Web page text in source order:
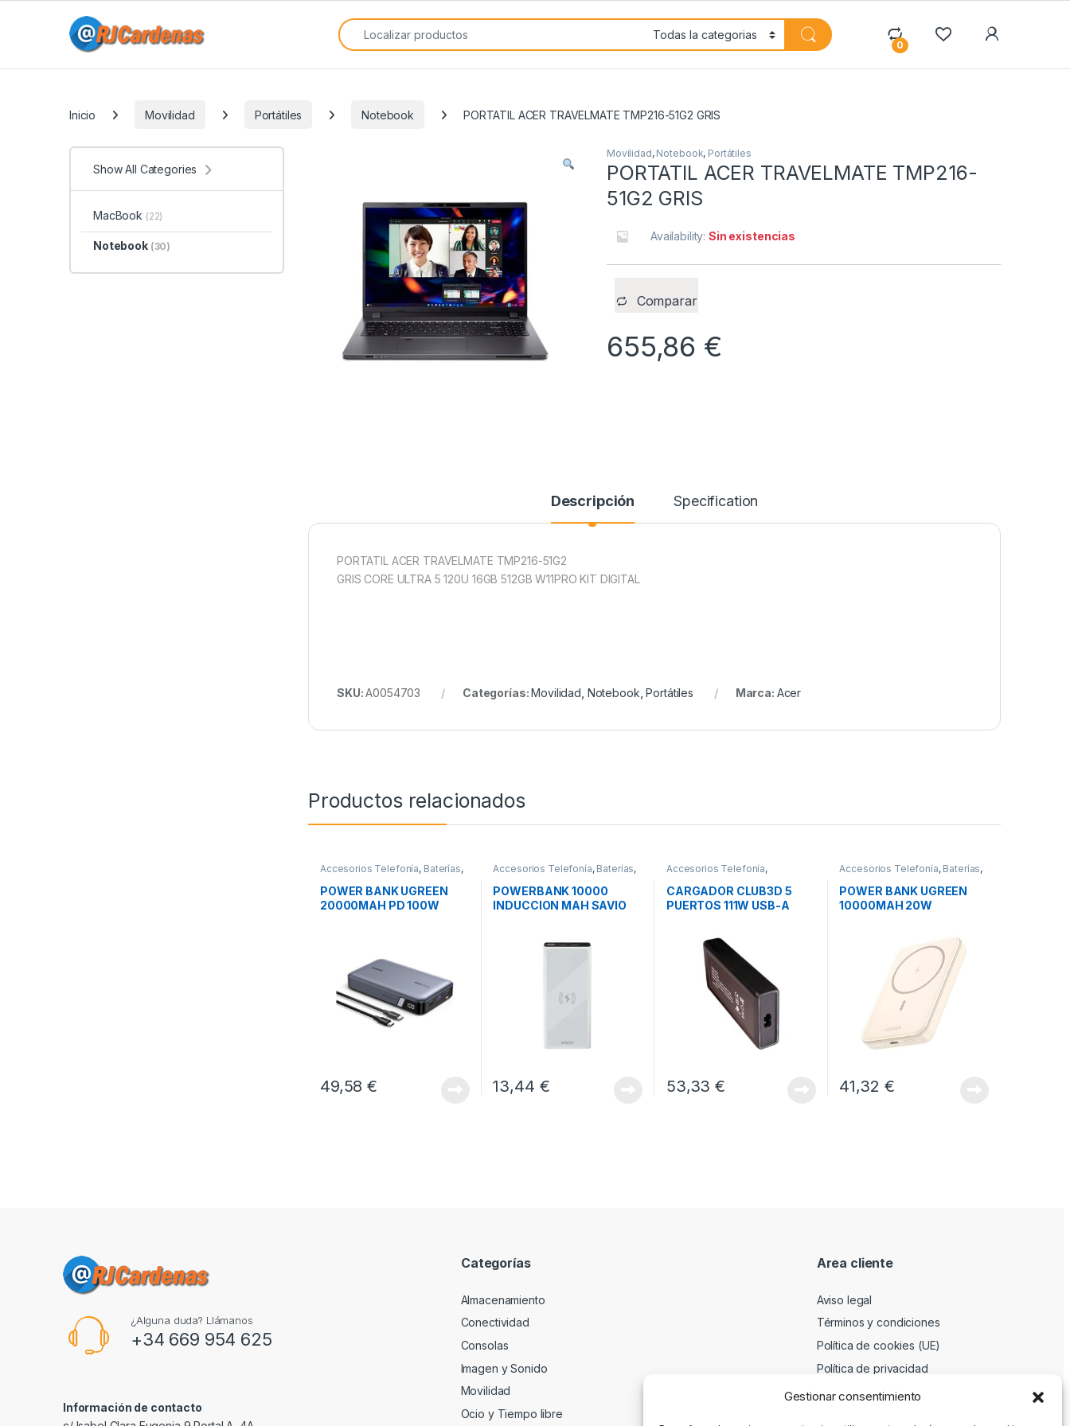
Gestionar consentimiento
Search for:
0
Inicio Movilidad Portátiles Notebook PORTATIL ACER TRAVELMATE TMP216-51G2 GRIS
Movilidad, Notebook, Portátiles
PORTATIL ACER TRAVELMATE TMP216-
51G2 GRIS
Availability:Sin existencias
Comparar
655,86 €
Descripción Specification
PORTATIL ACER TRAVELMATE TMP216-51G2
GRIS CORE ULTRA 5 120U 16GB 512GB W11PRO KIT DIGITAL
SKU:A0054703 Categorías:Movilidad Notebook ,Portátiles Marca: Acer
Productos relacionados
Accesorios Telefonía, Baterías,
POWER BANK UGREEN
20000MAH PD 100W
49,58€
Accesorios Telefonía, Baterías,
POWERBANK 10000
INDUCCION MAH SAVIO
13,44 €
Accesorios Telefonía,
Movilidad
CARGADOR CLUB3D 5
PUERTOS 111W USB-A
53,33€
Accesorios Telefonía, Baterías,
POWER BANK UGREEN
10000MAH 20W
41,32 €
Show All Categories
MacBook (22)
Notebook (30)
¿Alguna duda? Llámanos
+34 669 954 625
Información de contacto
Categorías
Almacenamiento
Conectividad
Consolas
Imagen y Sonido
Movilidad
Ocio y Tiempo libre
Area cliente
Aviso legal
Términos y condiciones
Política de cookies (UE)
Política de privacidad